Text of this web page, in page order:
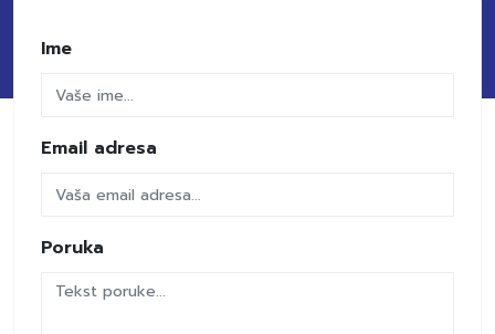
Ime
Email adresa
Poruka